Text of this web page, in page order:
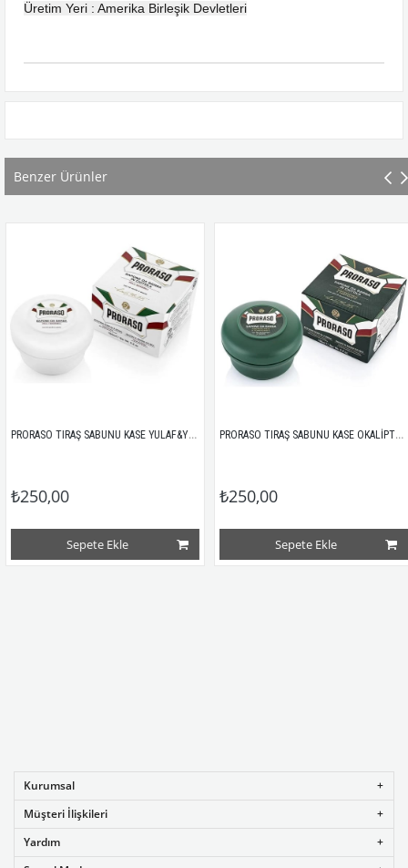
Üretim Yeri : Amerika Birleşik Devletleri
Benzer Ürünler
PRORASO TIRAŞ SABUNU KASE YULAF&YEŞİLÇAY 150ML
₺250,00
Sepete Ekle
PRORASO TIRAŞ SABUNU KASE OKALİPTUS&MENTOL 150ML
₺250,00
Sepete Ekle
Kurumsal
Müşteri İlişkileri
Yardım